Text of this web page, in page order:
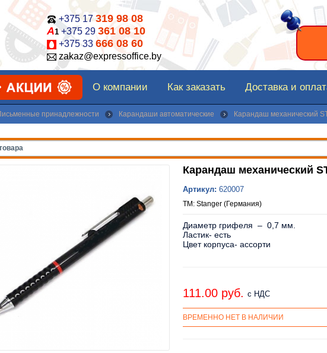
+375 17319 98 08
А1+375 29 361 08 10
+375 33 666 08 60
zakaz@expressoffice.by
О компании Как заказать Доставка и
принадлежности Карандаши автоматические Карандаш механический
Карандаш механический
Артикул: 620007
ТМ: Stanger (Германия)
Диаметр грифеля – 0,7 мм.
Ластик- есть
Цвет корпуса- ассорти
111.00 pуб. с НДС
ВРЕМЕННО НЕТ В НАЛИЧИИ